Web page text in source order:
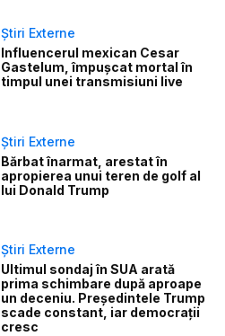
Știri Externe
Influencerul mexican Cesar
Gastelum, împușcat mortal în
timpul unei transmisiuni live
Știri Externe
Bărbat înarmat, arestat în
apropierea unui teren de golf al
lui Donald Trump
Știri Externe
Ultimul sondaj în SUA arată
prima schimbare după aproape
un deceniu. Președintele Trump
scade constant, iar democrații
cresc